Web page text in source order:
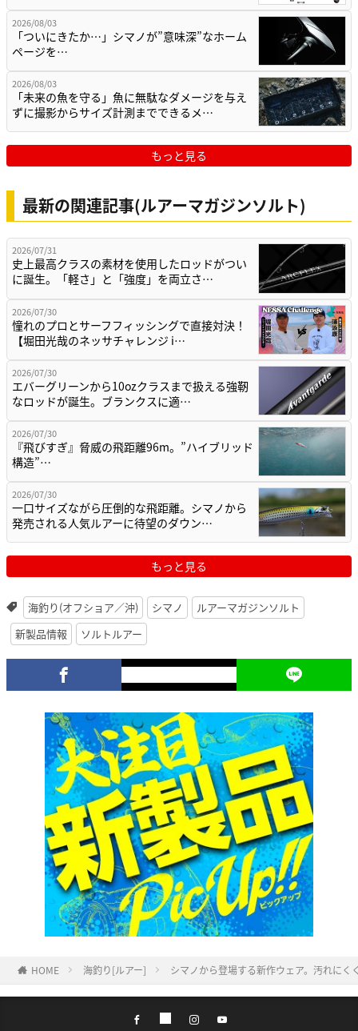
2026/08/03
「ついにきたか…」シマノが”意味深”なホーム
ページを…
2026/08/03
「未来の魚を守る」魚に無駄なダメージを与え
ずに撮影からサイズ計測までできるメ…
もっと見る
最新の関連記事(ルアーマガジンソルト)
2026/07/31
史上最高クラスの素材を使用したロッドがつい
に誕生。「軽さ」と「強度」を両立さ…
2026/07/30
憧れのプロとサーフフィッシングで直接対決！
【堀田光哉のネッサチャレンジ i…
2026/07/30
エバーグリーンから10ozクラスまで扱える強靭
なロッドが誕生。ブランクスに適…
2026/07/30
『飛びすぎ』脅威の飛距離96m。”ハイブリッド
構造”…
2026/07/30
一口サイズながら圧倒的な飛距離。シマノから
発売される人気ルアーに待望のダウン…
もっと見る
海釣り(オフショア／沖) シマノ
ルアーマガジンソルト
新製品情報
ソルトルアー
HOME 海釣り[ルアー] シマノから登場する新作ウェア。汚れに